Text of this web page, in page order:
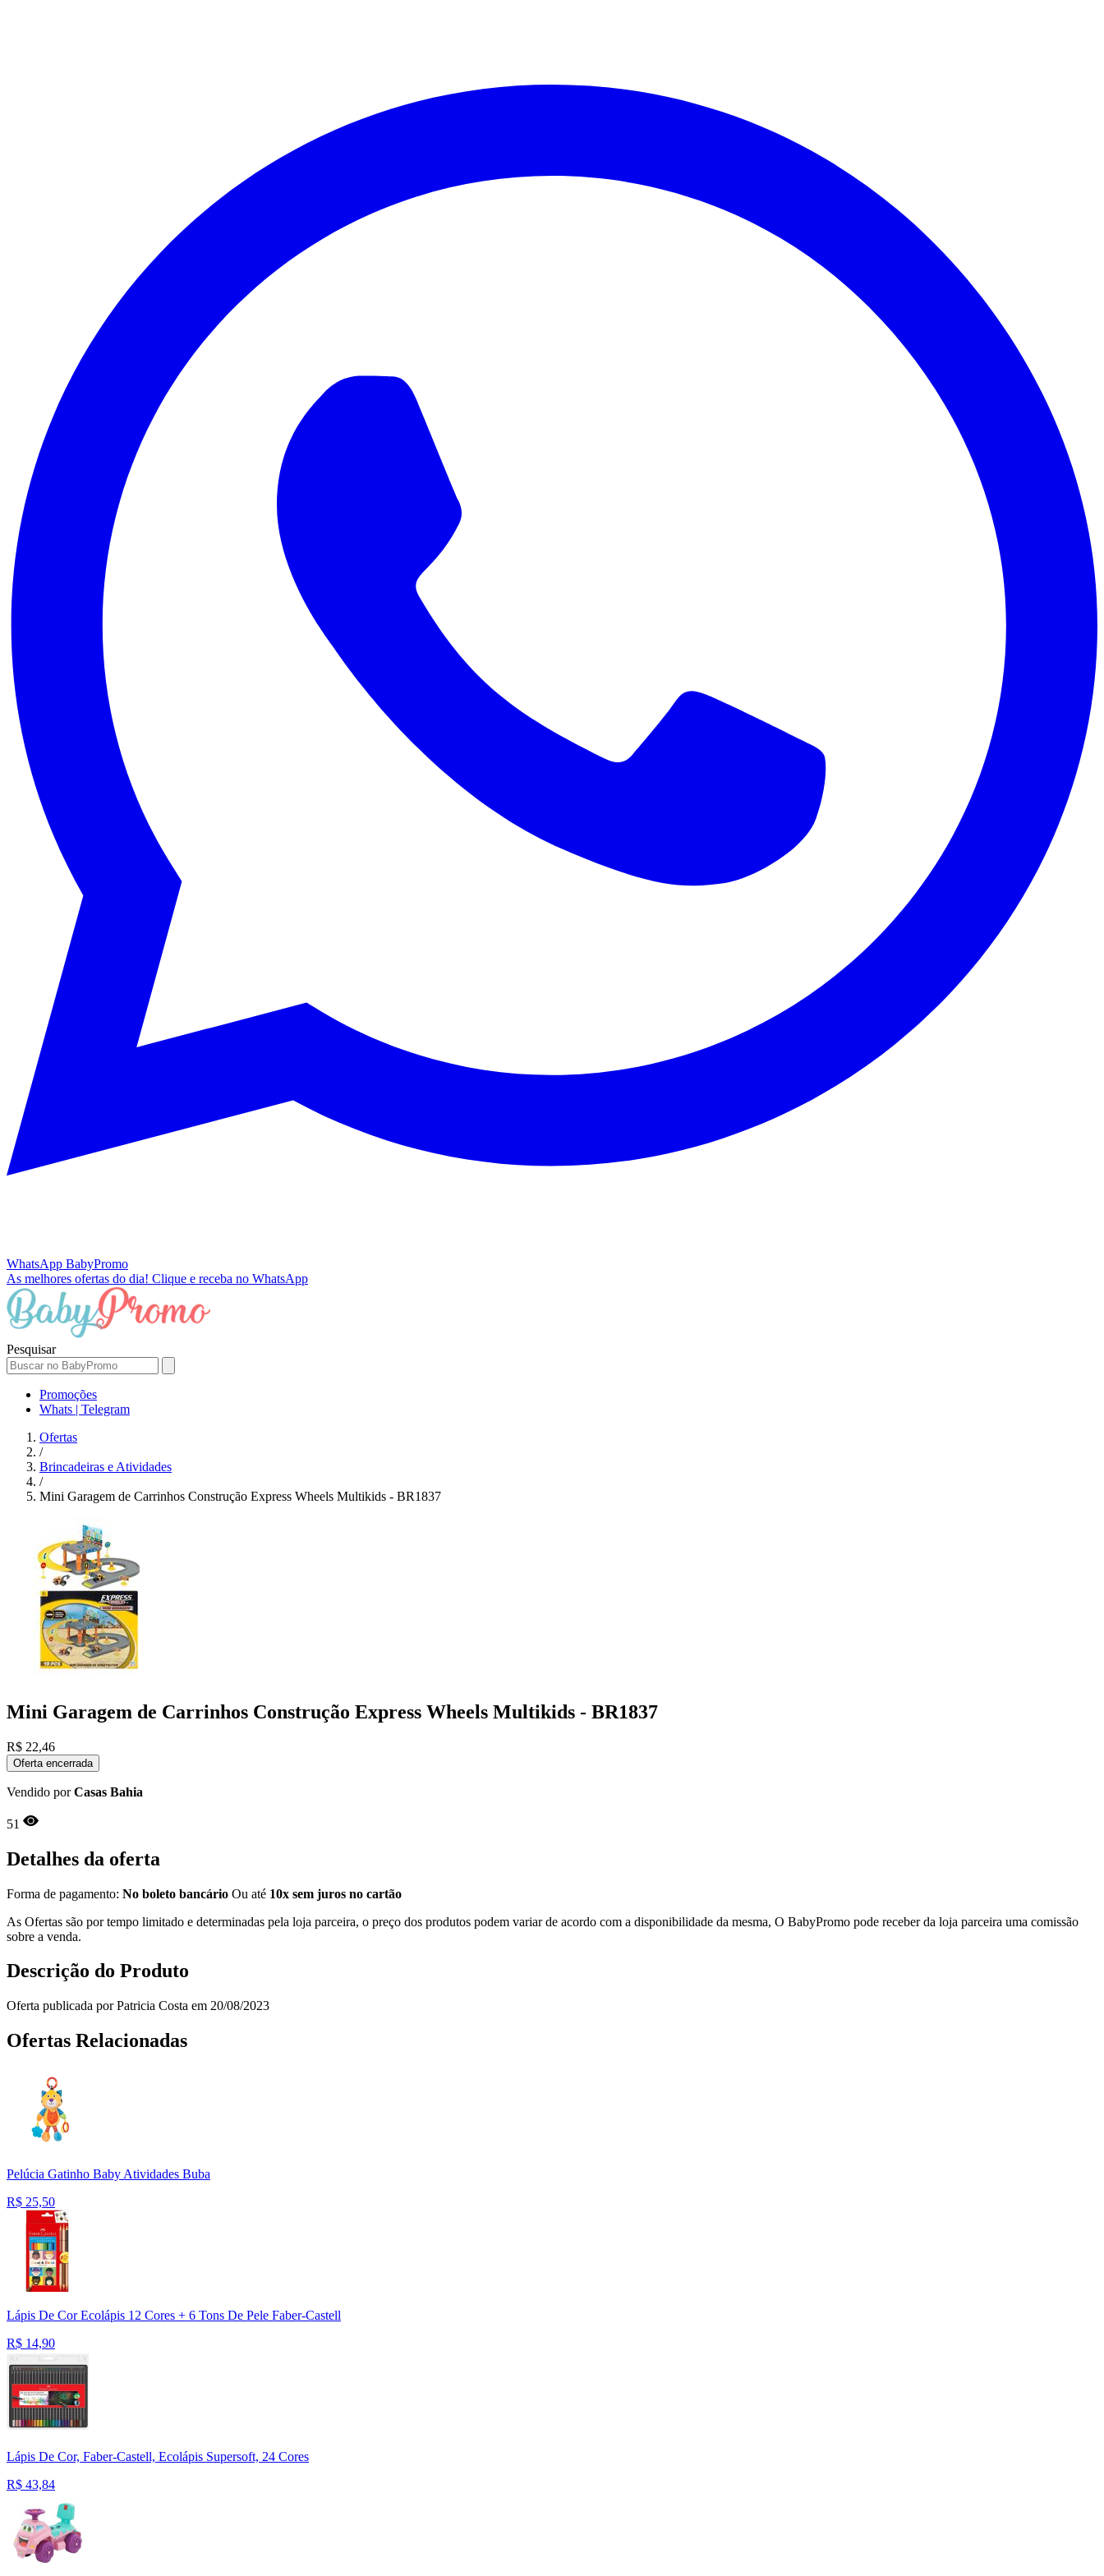
WhatsApp BabyPromo
As melhores ofertas do dia! Clique e receba no WhatsApp
Pesquisar
Promoções
Whats | Telegram
Ofertas
/
Brincadeiras e Atividades
/
Mini Garagem de Carrinhos Construção Express Wheels Multikids - BR1837
Mini Garagem de Carrinhos Construção Express Wheels Multikids - BR1837
R$ 22,46
Oferta encerrada
Vendido porCasas Bahia
51
Detalhes da oferta
Forma de pagamento: No boleto bancário Ou até 10x sem juros no cartão
As Ofertas são por tempo limitado e determinadas pela loja parceira, o preço dos produtos podem variar de acordo com a disponibilidade da mesma, O BabyPromo pode receber da loja parceira uma comissão
sobre a venda.
Descrição do Produto
Oferta publicada por Patricia Costa em 20/08/2023
Ofertas Relacionadas
Pelúcia Gatinho Baby Atividades Buba
R$ 25,50
Lápis De Cor Ecolápis 12 Cores + 6 Tons De Pele Faber-Castell
R$ 14,90
Lápis De Cor, Faber-Castell, Ecolápis Supersoft, 24 Cores
R$ 43,84